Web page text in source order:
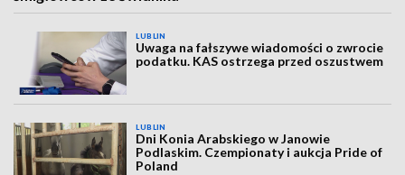
LUBLIN
Uwaga na fałszywe wiadomości o zwrocie
podatku. KAS ostrzega przed oszustwem
LUBLIN
Dni Konia Arabskiego w Janowie
Podlaskim. Czempionaty i aukcja Pride of
Poland